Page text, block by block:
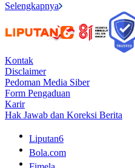
Selengkapnya
Kontak
Disclaimer
Pedoman Media Siber
Form Pengaduan
Karir
Hak Jawab dan Koreksi Berita
Liputan6
Bola.com